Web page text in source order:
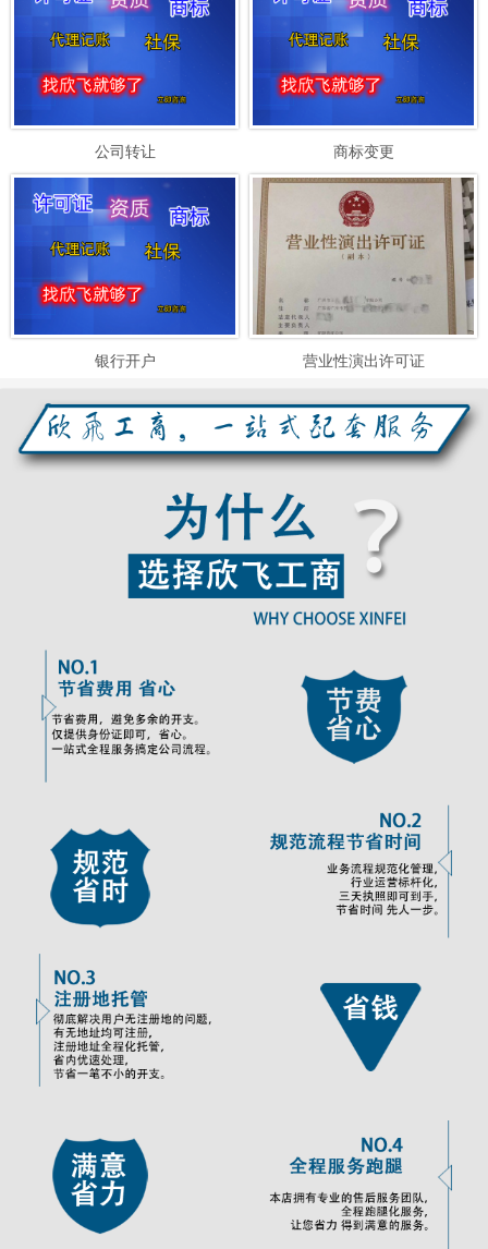
公司转让 商标变更
银行开户 营业性演出许可证